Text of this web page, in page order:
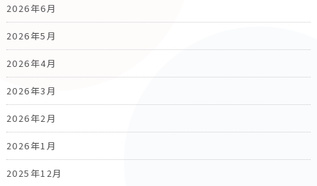
2026年6月
2026年5月
2026年4月
2026年3月
2026年2月
2026年1月
2025年12月